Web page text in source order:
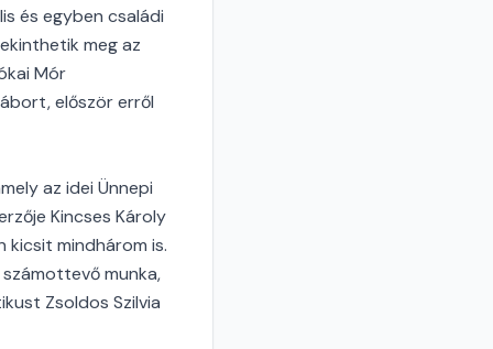
és egyben családi
meg az
Mór
először erről
az idei Ünnepi
Kincses Károly
kicsit mindhárom is.
munka,
Zsoldos Szilvia